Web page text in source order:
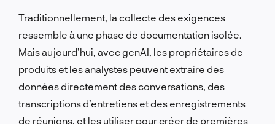
Traditionnellement, la collecte des exigences
ressemble à une phase de documentation isolée.
Mais aujourd’hui, avec genAI, les propriétaires de
produits et les analystes peuvent extraire des
données directement des conversations, des
transcriptions d’entretiens et des enregistrements
de réunions, et les utiliser pour créer de premières